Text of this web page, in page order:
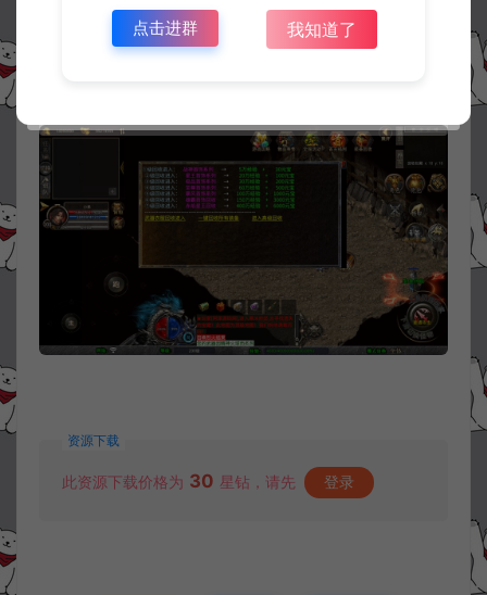
资源下载
此资源下载价格为 30 星钻，请先 登录
点击进群 我知道了